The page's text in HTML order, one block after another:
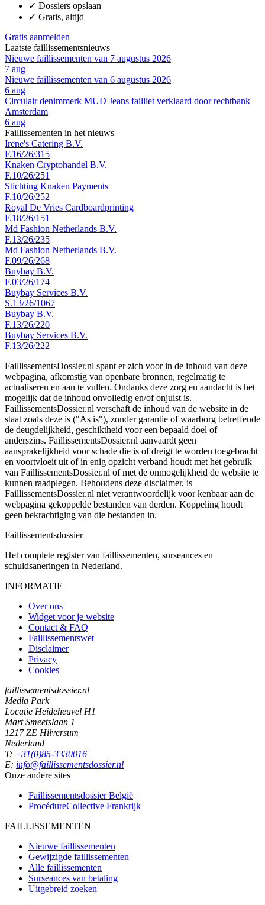
✓ Dossiers opslaan
✓ Gratis, altijd
Gratis aanmelden
Laatste faillissementsnieuws
Nieuwe faillissementen van 7 augustus 2026
7 aug
Nieuwe faillissementen van 6 augustus 2026
6 aug
Circulair denimmerk MUD Jeans failliet verklaard door rechtbank
Amsterdam
6 aug
Faillissementen in het nieuws
Irene's Catering B.V.
F.16/26/315
Knaken Cryptohandel B.V.
F.10/26/251
Stichting Knaken Payments
F.10/26/252
Royal De Vries Cardboardprinting
F.18/26/151
Md Fashion Netherlands B.V.
F.13/26/235
Md Fashion Netherlands B.V.
F.09/26/268
Buybay B.V.
F.03/26/174
Buybay Services B.V.
S.13/26/1067
Buybay B.V.
F.13/26/220
Buybay Services B.V.
F.13/26/222
FaillissementsDossier.nl spant er zich voor in de inhoud van deze
webpagina, afkomstig van openbare bronnen, regelmatig te
actualiseren en aan te vullen. Ondanks deze zorg en aandacht is het
mogelijk dat de inhoud onvolledig en/of onjuist is.
FaillissementsDossier.nl verschaft de inhoud van de website in de
staat zoals deze is ("As is"), zonder garantie of waarborg betreffende
de deugdelijkheid, geschiktheid voor een bepaald doel of
anderszins. FaillissementsDossier.nl aanvaardt geen
aansprakelijkheid voor schade die is of dreigt te worden toegebracht
en voortvloeit uit of in enig opzicht verband houdt met het gebruik
van FaillissementsDossier.nl of met de onmogelijkheid de website te
kunnen raadplegen. Behoudens deze disclaimer, is
FaillissementsDossier.nl niet verantwoordelijk voor kenbaar aan de
webpagina gekoppelde bestanden van derden. Koppeling houdt
geen bekrachtiging van die bestanden in.
Faillissementsdossier
Het complete register van faillissementen, surseances en
schuldsaneringen in Nederland.
INFORMATIE
Over ons
Widget voor je website
Contact & FAQ
Faillissementswet
Disclaimer
Privacy
Cookies
faillissementsdossier.nl
Media Park
Locatie Heideheuvel H1
Mart Smeetslaan 1
1217 ZE Hilversum
Nederland
T: +31(0)85-3330016
E: info@faillissementsdossier.nl
Onze andere sites
Faillissementsdossier België
ProcédureCollective Frankrijk
FAILLISSEMENTEN
Nieuwe faillissementen
Gewijzigde faillissementen
Alle faillissementen
Surseances van betaling
Uitgebreid zoeken